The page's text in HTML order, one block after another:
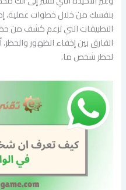
بنفسك من خلال خطوات عملية،
التطبيقات التي تزعم كشف من
الفارق بين إخفاء الظهور
لحظر شخص ما.